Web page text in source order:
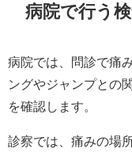
病院で行う
病院では、問診で痛
ングやジャンプとの
を確認します。
診察では、痛みの場